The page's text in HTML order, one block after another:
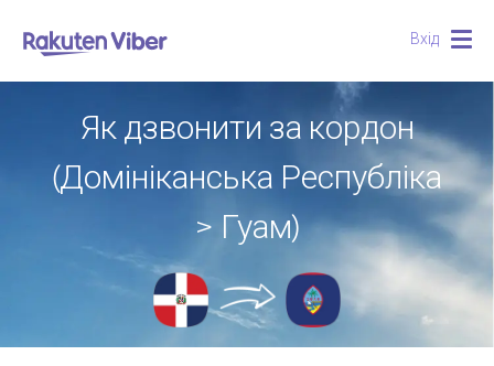
Вхід
Як дзвонити за кордон
(Домініканська Республіка
> Гуам)